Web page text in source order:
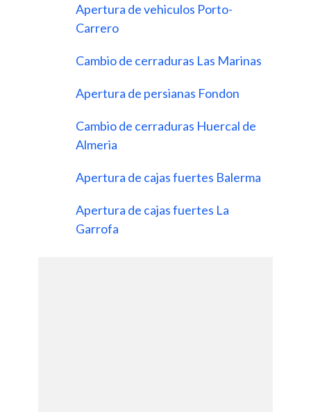
Apertura de vehiculos Porto-
Carrero
Cambio de cerraduras Las Marinas
Apertura de persianas Fondon
Cambio de cerraduras Huercal de
Almeria
Apertura de cajas fuertes Balerma
Apertura de cajas fuertes La
Garrofa